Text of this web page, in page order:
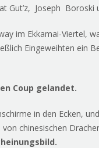
Gut’z, Joseph Boroski
im Ekkamai-Viertel,
Eingeweihten ein
Coup gelandet.
in den Ecken,
chinesischen